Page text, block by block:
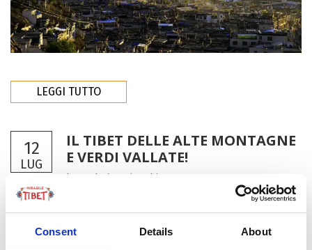
Consent Details About
LEGGI TUTTO
12
LUG
IL TIBET DELLE ALTE MONTAGNE
E VERDI VALLATE!
by Redazione | Ambiente
Chiunque sia andato in Tibet per viaggio è tornato
sicuramente con un bagaglio di esperienza ricco di